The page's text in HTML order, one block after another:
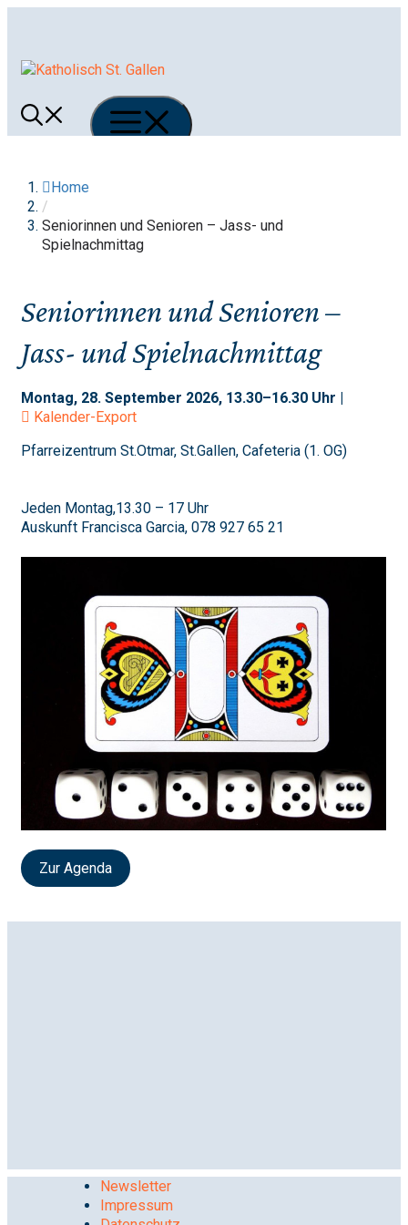
Menü
Home
/
Seniorinnen und Senioren – Jass- und
Spielnachmittag
Seniorinnen und Senioren –
Jass- und Spielnachmittag
Montag, 28. September 2026, 13.30–16.30 Uhr |
Kalender-Export
Pfarreizentrum St.Otmar, St.Gallen, Cafeteria (1. OG)
Jeden Montag,13.30 – 17 Uhr
Auskunft Francisca Garcia, 078 927 65 21
Zur Agenda
Newsletter
Impressum